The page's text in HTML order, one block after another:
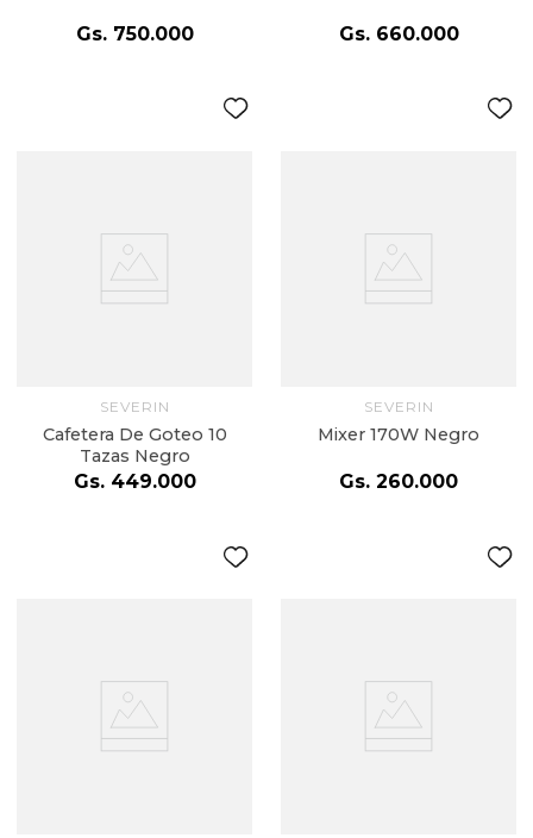
Gs. 750.000 Gs. 660.000
SEVERIN
Cafetera De Goteo 10
Tazas Negro
Gs. 449.000
SEVERIN
Mixer 170W Negro
Gs. 260.000